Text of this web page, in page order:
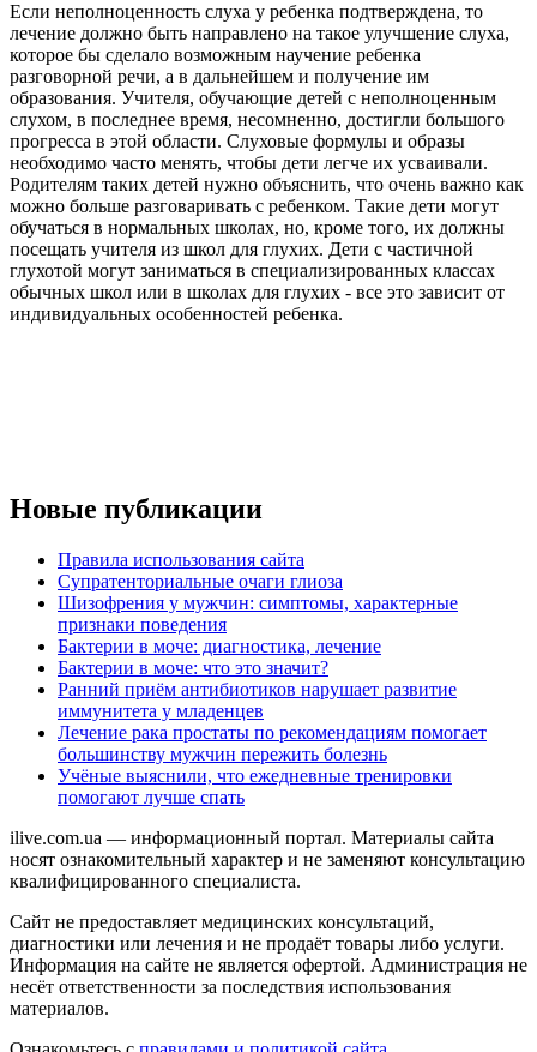
Если неполноценность слуха у ребенка подтверждена, то
лечение должно быть направлено на такое улучшение слуха,
которое бы сделало возможным научение ребенка
разговорной речи, а в дальнейшем и получение им
образования. Учителя, обучающие детей с неполноценным
слухом, в последнее время, несомненно, достигли большого
прогресса в этой области. Слуховые формулы и образы
необходимо часто менять, чтобы дети легче их усваивали.
Родителям таких детей нужно объяснить, что очень важно как
можно больше разговаривать с ребенком. Такие дети могут
обучаться в нормальных школах, но, кроме того, их должны
посещать учителя из школ для глухих. Дети с частичной
глухотой могут заниматься в специализированных классах
обычных школ или в школах для глухих - все это зависит от
индивидуальных особенностей ребенка.
Новые публикации
Правила использования сайта
Супратенториальные очаги глиоза
Шизофрения у мужчин: симптомы, характерные
признаки поведения
Бактерии в моче: диагностика, лечение
Бактерии в моче: что это значит?
Ранний приём антибиотиков нарушает развитие
иммунитета у младенцев
Лечение рака простаты по рекомендациям помогает
большинству мужчин пережить болезнь
Учёные выяснили, что ежедневные тренировки
помогают лучше спать
ilive.com.ua — информационный портал. Материалы сайта
носят ознакомительный характер и не заменяют консультацию
квалифицированного специалиста.
Сайт не предоставляет медицинских консультаций,
диагностики или лечения и не продаёт товары либо услуги.
Информация на сайте не является офертой. Администрация не
несёт ответственности за последствия использования
материалов.